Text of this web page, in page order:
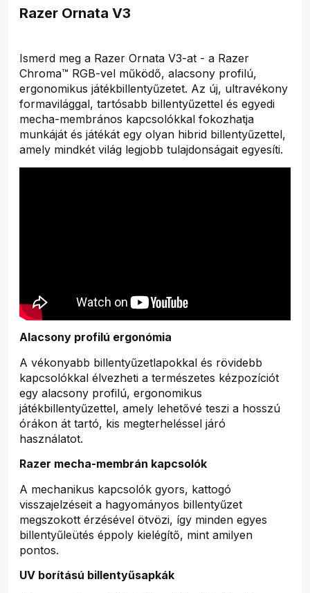
Razer Ornata V3
Ismerd meg a Razer Ornata V3-at - a Razer
Chroma™ RGB-vel működő, alacsony profilú,
ergonomikus játékbillentyűzetet. Az új, ultravékony
formavilággal, tartósabb billentyűzettel és egyedi
mecha-membrános kapcsolókkal fokozhatja
munkáját és játékát egy olyan hibrid billentyűzettel,
amely mindkét világ legjobb tulajdonságait egyesíti.
Alacsony profilú ergonómia
A vékonyabb billentyűzetlapokkal és rövidebb
kapcsolókkal élvezheti a természetes kézpozíciót
egy alacsony profilú, ergonomikus
játékbillentyűzettel, amely lehetővé teszi a hosszú
órákon át tartó, kis megterheléssel járó
használatot.
Razer mecha-membrán kapcsolók
A mechanikus kapcsolók gyors, kattogó
visszajelzéseit a hagyományos billentyűzet
megszokott érzésével ötvözi, így minden egyes
billentyűleütés éppoly kielégítő, mint amilyen
pontos.
UV borítású billentyűsapkák